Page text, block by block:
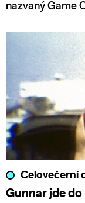
nazvaný Game
Celovečerní
Gunnar jde